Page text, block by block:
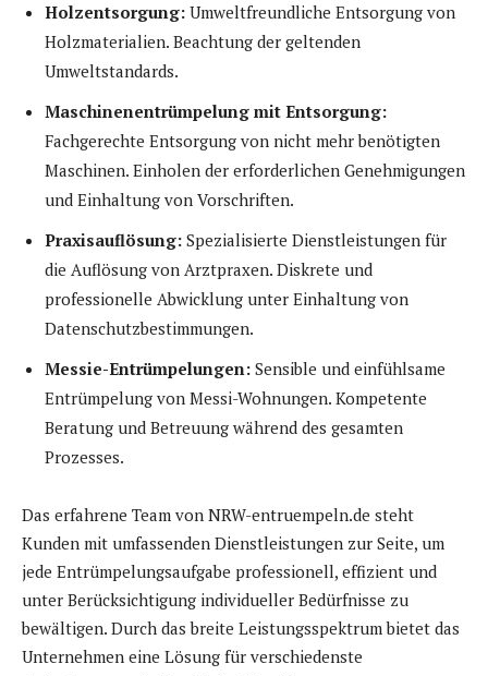
Holzentsorgung: Umweltfreundliche Entsorgung von
Holzmaterialien. Beachtung der geltenden
Umweltstandards.
Maschinenentrümpelung mit Entsorgung:
Fachgerechte Entsorgung von nicht mehr benötigten
Maschinen. Einholen der erforderlichen Genehmigungen
und Einhaltung von Vorschriften.
Praxisauflösung: Spezialisierte Dienstleistungen für
die Auflösung von Arztpraxen. Diskrete und
professionelle Abwicklung unter Einhaltung von
Datenschutzbestimmungen.
Messie-Entrümpelungen: Sensible und einfühlsame
Entrümpelung von Messi-Wohnungen. Kompetente
Beratung und Betreuung während des gesamten
Prozesses.
Das erfahrene Team von NRW-entruempeln.de steht
Kunden mit umfassenden Dienstleistungen zur Seite, um
jede Entrümpelungsaufgabe professionell, effizient und
unter Berücksichtigung individueller Bedürfnisse zu
bewältigen. Durch das breite Leistungsspektrum bietet das
Unternehmen eine Lösung für verschiedenste